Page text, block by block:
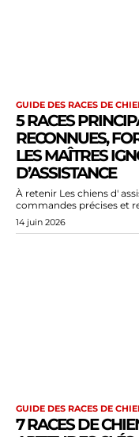
GUIDE DES RACES DE
5 RACES
RECONNUES,
LES MAÎTRES
D’ASSISTANCE
À retenir Les chiens d' assistance doivent maîtriser des dizaines de
commandes précises et
14 juin 2026
GUIDE DES RACES DE
7 RACES DE